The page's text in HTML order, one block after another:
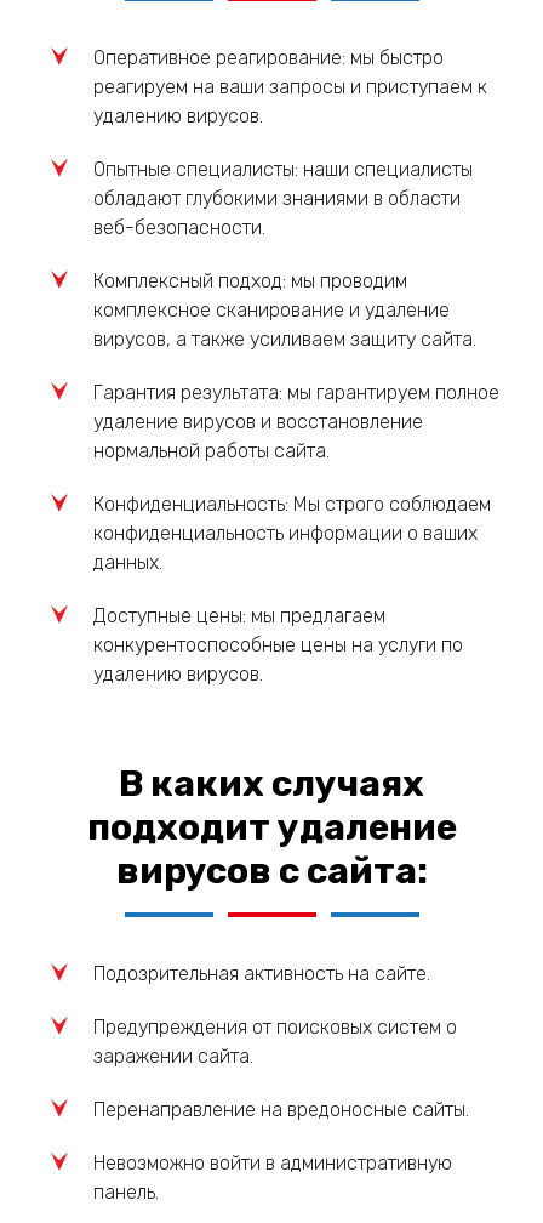
Оперативное реагирование: мы быстро
реагируем на ваши запросы и приступаем к
удалению вирусов.
Опытные специалисты: наши специалисты
обладают глубокими знаниями в области
веб-безопасности.
Комплексный подход: мы проводим
комплексное сканирование и удаление
вирусов, а также усиливаем защиту сайта.
Гарантия результата: мы гарантируем полное
удаление вирусов и восстановление
нормальной работы сайта.
Конфиденциальность: Мы строго соблюдаем
конфиденциальность информации о ваших
данных.
Доступные цены: мы предлагаем
конкурентоспособные цены на услуги по
удалению вирусов.
В каких случаях
подходит удаление
вирусов с сайта:
Подозрительная активность на сайте.
Предупреждения от поисковых систем о
заражении сайта.
Перенаправление на вредоносные сайты.
Невозможно войти в административную
панель.